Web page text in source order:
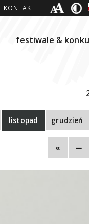
KONTAKT
festiwale &
listopad grudzień
═
«